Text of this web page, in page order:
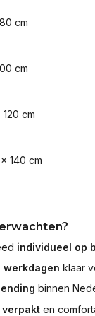
cm
cm
cm
140 cm
individueel op
werkdagen klaar
binnen
en